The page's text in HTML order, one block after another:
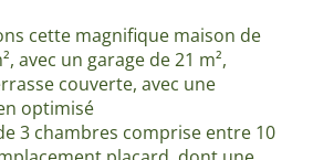
cette magnifique maison de
avec un garage de 21 m²,
couverte, avec une
optimisé
3 chambres comprise entre 10